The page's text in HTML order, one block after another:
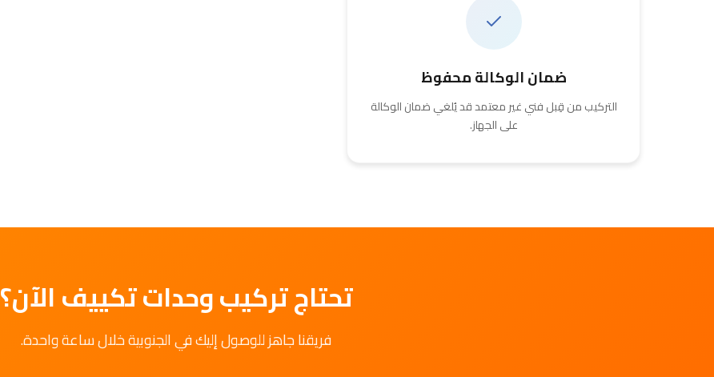
ضمان الوكالة محفوظ
التركيب من قِبل فني غير معتمد قد يُلغي ضمان الوكالة
على الجهاز.
تحتاج تركيب وحدات تكييف الآن؟
فريقنا جاهز للوصول إليك في الجنوبية خلال ساعة واحدة.